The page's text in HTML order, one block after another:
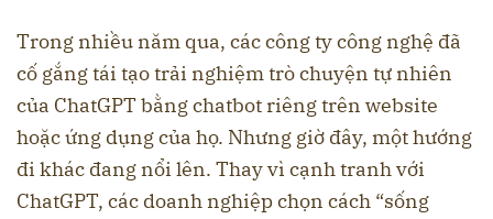
Trong nhiều năm qua, các công ty công nghệ đã
cố gắng tái tạo trải nghiệm trò chuyện tự nhiên
của ChatGPT bằng chatbot riêng trên website
hoặc ứng dụng của họ. Nhưng giờ đây, một hướng
đi khác đang nổi lên. Thay vì cạnh tranh với
ChatGPT, các doanh nghiệp chọn cách “sống